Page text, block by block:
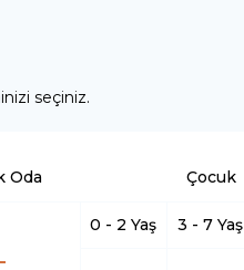
seçiniz.
Oda Çocuk
0 - 2 Yaş 3 - 7 Yaş